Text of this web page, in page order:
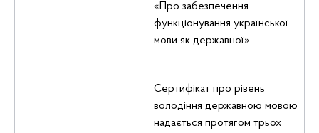
«Про забезпечення
функціонування української
мови як державної».
Сертифікат про рівень
володіння державною мовою
надається протягом трьох